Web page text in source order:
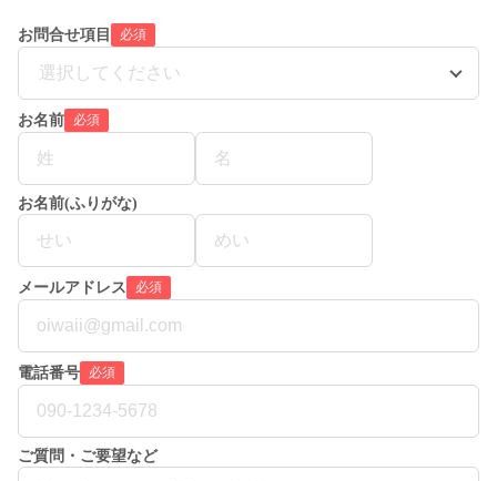
お問合せ項目 必須
選択してください
お名前 必須
お名前(ふりがな)
メールアドレス 必須
電話番号 必須
ご質問・ご要望など